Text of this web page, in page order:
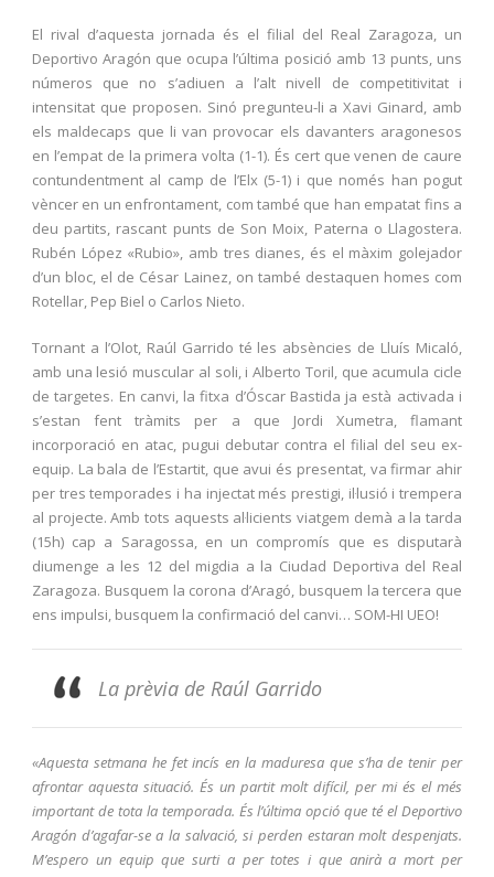
El rival d’aquesta jornada és el filial del Real Zaragoza, un
Deportivo Aragón que ocupa l’última posició amb 13 punts, uns
números que no s’adiuen a l’alt nivell de competitivitat i
intensitat que proposen. Sinó pregunteu-li a Xavi Ginard, amb
els maldecaps que li van provocar els davanters aragonesos
en l’empat de la primera volta (1-1). És cert que venen de caure
contundentment al camp de l’Elx (5-1) i que només han pogut
vèncer en un enfrontament, com també que han empatat fins a
deu partits, rascant punts de Son Moix, Paterna o Llagostera.
Rubén López «Rubio», amb tres dianes, és el màxim golejador
d’un bloc, el de César Lainez, on també destaquen homes com
Rotellar, Pep Biel o Carlos Nieto.
Tornant a l’Olot, Raúl Garrido té les absències de Lluís Micaló,
amb una lesió muscular al soli, i Alberto Toril, que acumula cicle
de targetes. En canvi, la fitxa d’Óscar Bastida ja està activada i
s’estan fent tràmits per a que Jordi Xumetra, flamant
incorporació en atac, pugui debutar contra el filial del seu ex-
equip. La bala de l’Estartit, que avui és presentat, va firmar ahir
per tres temporades i ha injectat més prestigi, il·lusió i trempera
al projecte. Amb tots aquests al·licients viatgem demà a la tarda
(15h) cap a Saragossa, en un compromís que es disputarà
diumenge a les 12 del migdia a la Ciudad Deportiva del Real
Zaragoza. Busquem la corona d’Aragó, busquem la tercera que
ens impulsi, busquem la confirmació del canvi… SOM-HI UEO!
La prèvia de Raúl Garrido
«Aquesta setmana he fet incís en la maduresa que s’ha de tenir per
afrontar aquesta situació. És un partit molt difícil, per mi és el més
important de tota la temporada. És l’última opció que té el Deportivo
Aragón d’agafar-se a la salvació, si perden estaran molt despenjats.
M’espero un equip que surti a per totes i que anirà a mort per